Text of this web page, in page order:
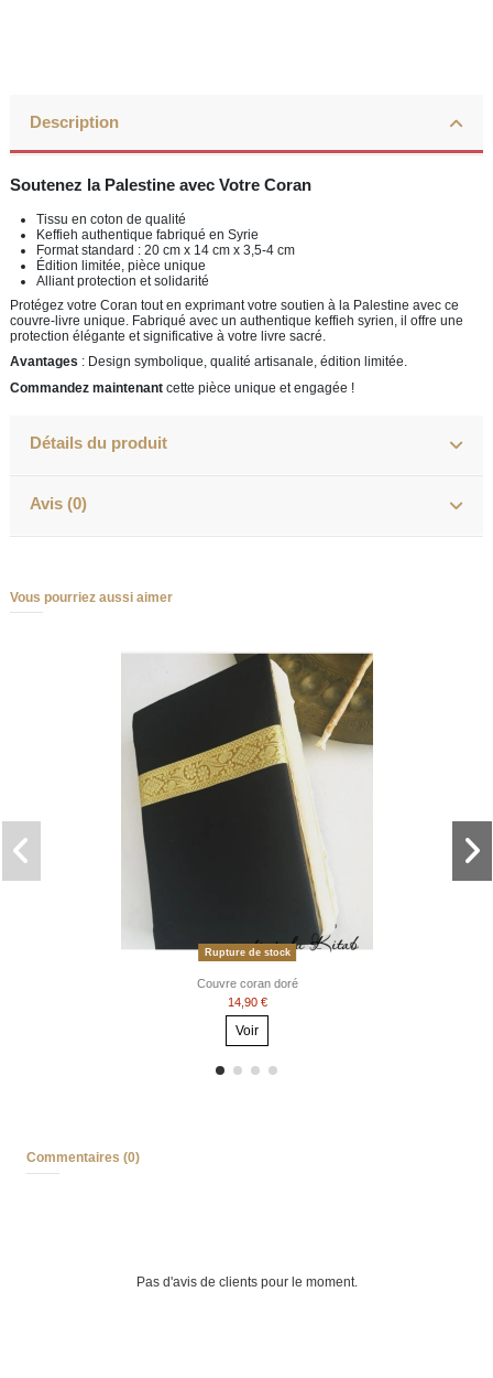
Description
Soutenez la Palestine avec Votre Coran
Tissu en coton de qualité
Keffieh authentique fabriqué en Syrie
Format standard : 20 cm x 14 cm x 3,5-4 cm
Édition limitée, pièce unique
Alliant protection et solidarité
Protégez votre Coran tout en exprimant votre soutien à la Palestine avec ce
couvre-livre unique. Fabriqué avec un authentique keffieh syrien, il offre une
protection élégante et significative à votre livre sacré.
Avantages : Design symbolique, qualité artisanale, édition limitée.
Commandez maintenant cette pièce unique et engagée !
Détails du produit
Avis (0)
Vous pourriez aussi aimer
Rupture de stock
Couvre coran doré
14,90 €
Voir
Commentaires (0)
Pas d'avis de clients pour le moment.